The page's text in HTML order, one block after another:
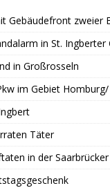
Gebäudefront zweier
in St. Ingberter
in Großrosseln
im Gebiet Homburg/
Täter
in der